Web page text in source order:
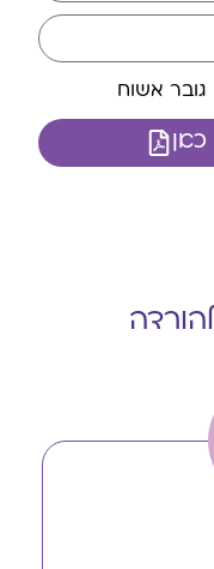
אשוח